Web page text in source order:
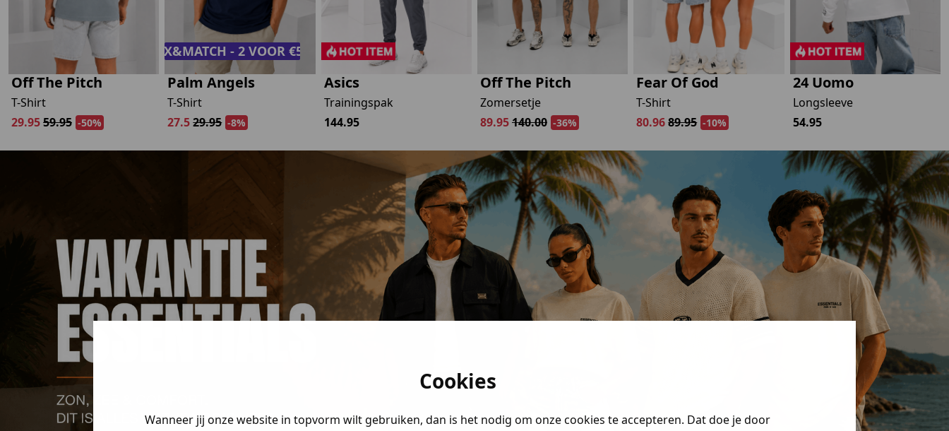
Cookies
Wanneer jij onze website in topvorm wilt gebruiken, dan is het nodig om onze cookies te accepteren. Dat doe je door
Off The Pitch
T-Shirt
29.9559.95 -50%
MIX&MATCH - 2 VOOR €50,-
Palm Angels
T-Shirt
27.529.95 -8%
Asics
Trainingspak
144.95
Off The Pitch
Zomersetje
89.95140.00 -36%
Fear Of God
T-Shirt
80.9689.95 -10%
24 Uomo
Longsleeve
54.95